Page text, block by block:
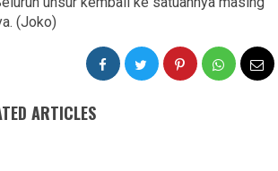
(Joko)
ARTICLES